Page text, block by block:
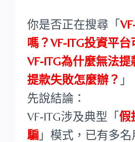
你是否正在搜尋「
嗎？VF-ITG投資平台
VF-ITG為什麼無法提
提款失敗怎麼辦？ 」
先說結論：
VF-ITG涉及典型「 假
騙 」模式，已有多